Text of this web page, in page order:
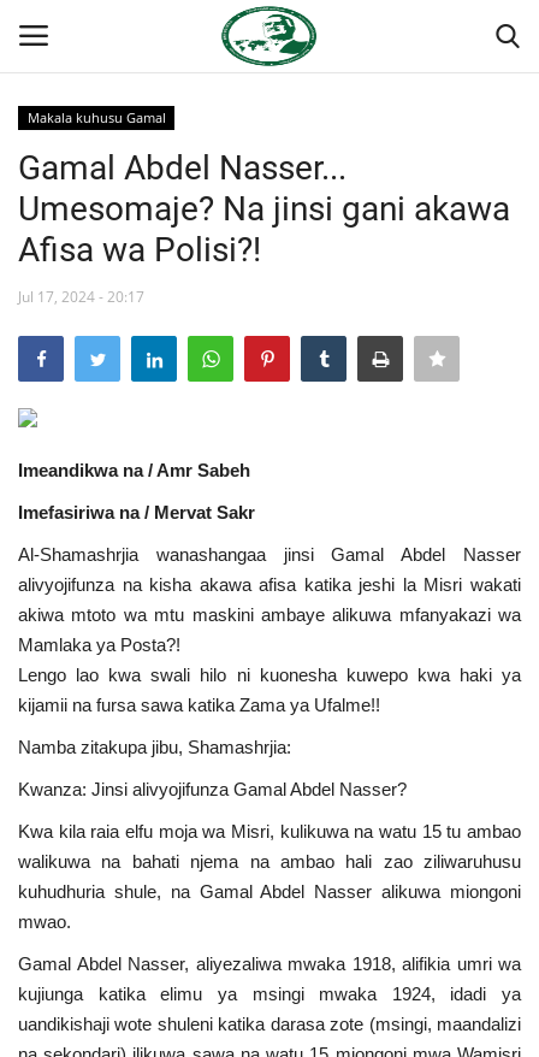
Nyumba
Wasiliana
Misri
Timu yetu
Urithi wa Nasser
Habari
Harakati ya Nasser kwa Vijana
Nasser
Udhamini wa Nasser
Nyaraka na Marejeleo
Raia wa ulimwengu mzima
Makala kuhusu Gamal
Gamal Abdel Nasser...
Umesomaje? Na jinsi gani akawa
Afisa wa Polisi?!
Jul 17, 2024 - 20:17
Imeandikwa na / Amr Sabeh
Imefasiriwa na / Mervat Sakr
Al-Shamashrjia wanashangaa jinsi Gamal Abdel Nasser
alivyojifunza na kisha akawa afisa katika jeshi la Misri wakati
akiwa mtoto wa mtu maskini ambaye alikuwa mfanyakazi wa
Mamlaka ya Posta?!
Lengo lao kwa swali hilo ni kuonesha kuwepo kwa haki ya
kijamii na fursa sawa katika Zama ya Ufalme!!
Namba zitakupa jibu, Shamashrjia:
Kwanza: Jinsi alivyojifunza Gamal Abdel Nasser?
Kwa kila raia elfu moja wa Misri, kulikuwa na watu 15 tu ambao
walikuwa na bahati njema na ambao hali zao ziliwaruhusu
kuhudhuria shule, na Gamal Abdel Nasser alikuwa miongoni
mwao.
Gamal Abdel Nasser, aliyezaliwa mwaka 1918, alifikia umri wa
kujiunga katika elimu ya msingi mwaka 1924, idadi ya
uandikishaji wote shuleni katika darasa zote (msingi, maandalizi